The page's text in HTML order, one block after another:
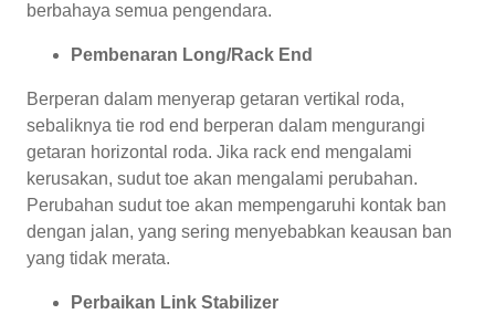
berbahaya semua pengendara.
Pembenaran Long/Rack End
Berperan dalam menyerap getaran vertikal roda,
sebaliknya tie rod end berperan dalam mengurangi
getaran horizontal roda. Jika rack end mengalami
kerusakan, sudut toe akan mengalami perubahan.
Perubahan sudut toe akan mempengaruhi kontak ban
dengan jalan, yang sering menyebabkan keausan ban
yang tidak merata.
Perbaikan Link Stabilizer